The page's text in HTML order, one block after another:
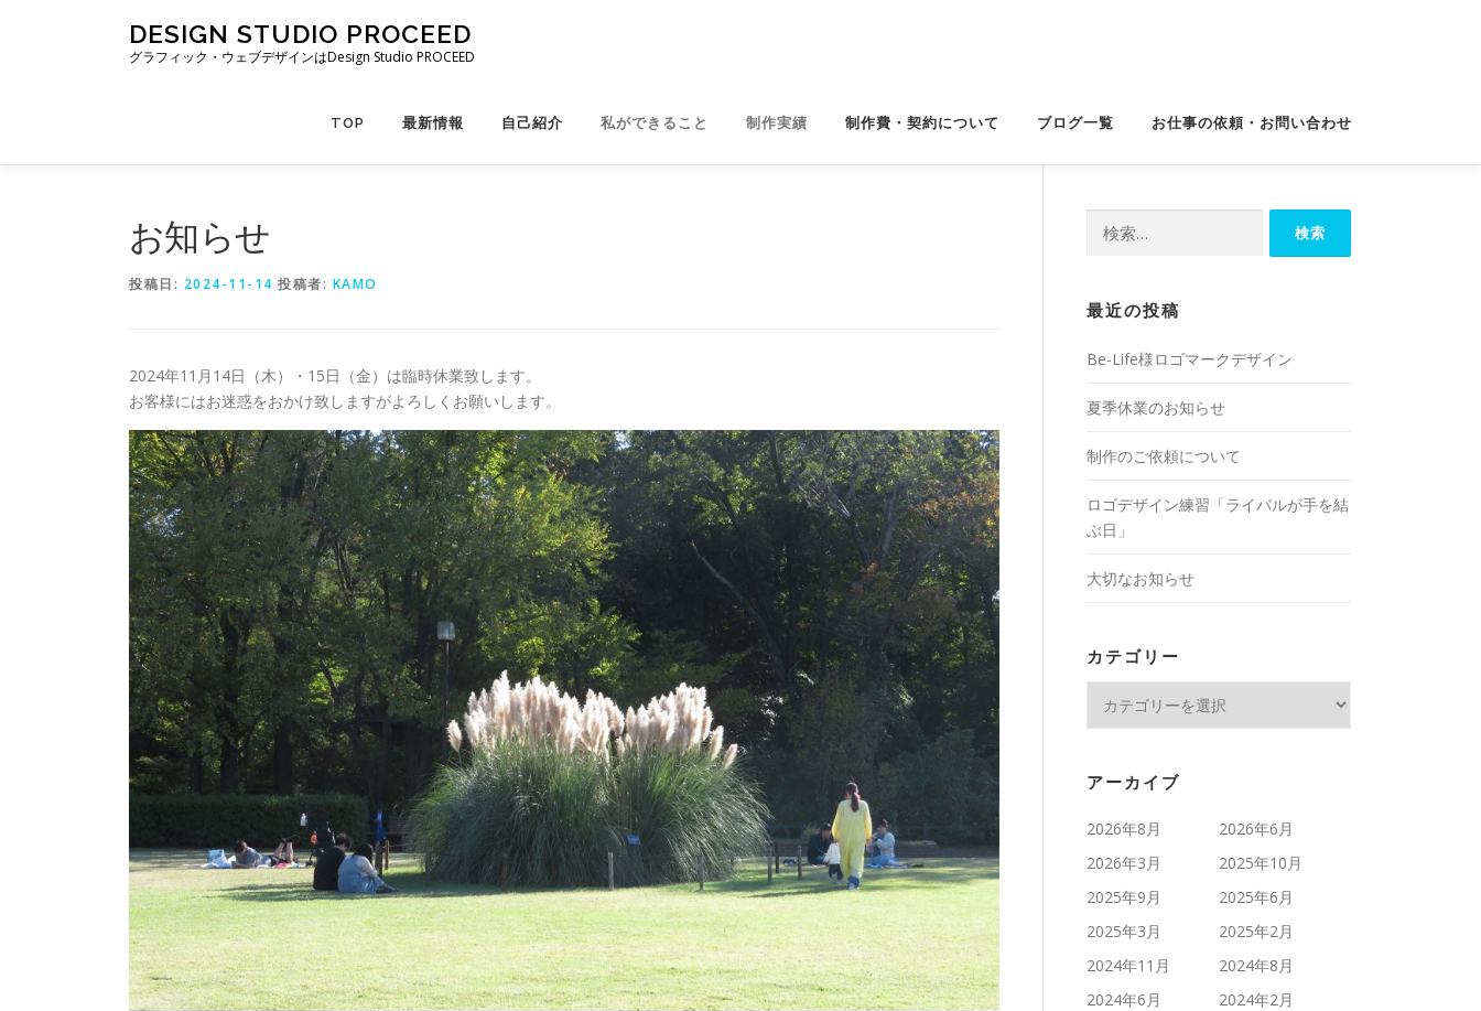
ス
DESIGN STUDIO PROCEED
グラフィック・ウェブデザインはDesign Studio PROCEED
TOP 最新情報 自己紹介 私ができること 制作実績 制作費・契約について ブログ一覧 お仕事の依頼・お問い合わせ
お知らせ
投稿日: 2024-11-14 投稿者: KAMO
2024年11月14日（木）・15日（金）は臨時休業致します。
お客様にはお迷惑をおかけ致しますがよろしくお願いします。
最近の投稿
Be-Life様ロゴマークデザイン
夏季休業のお知らせ
制作のご依頼について
ロゴデザイン練習「ライバルが手を結
ぶ日」
大切なお知らせ
カテゴリー
ー
アーカイブ
2026年8月
2026年6月
2026年3月
2025年10月
2025年9月
2025年6月
2025年3月
2025年2月
2024年11月
2024年8月
2024年6月
2024年2月